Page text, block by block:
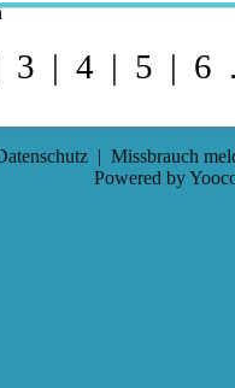
3 | 4 | 5 | 6
| Missbrauch
Powered by